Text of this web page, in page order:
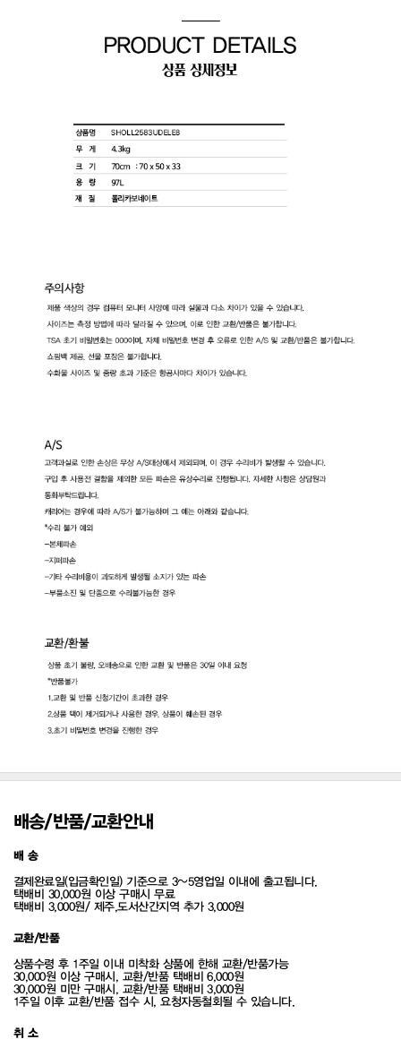
배송/반품/교환안내
배 송
결제완료일(입금확인일) 기준으로 3~5영업일 이내에 출고됩니다.
택배비 30,000원 이상 구매시 무료
택배비 3,000원/ 제주,도서산간지역 추가 3,000원
교환/반품
상품수령 후 1주일 이내 미착화 상품에 한해 교환/반품가능
30,000원 이상 구매시, 교환/반품 택배비 6,000원
30,000원 미만 구매시, 교환/반품 택배비 3,000원
1주일 이후 교환/반품 접수 시, 요청자동철회될 수 있습니다.
취 소